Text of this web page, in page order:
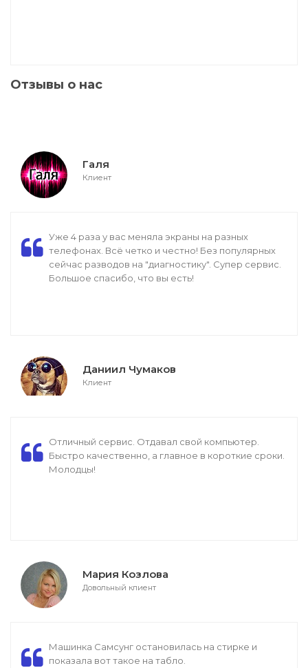
Отзывы о нас
Галя
Клиент
Уже 4 раза у вас меняла экраны на разных
телефонах. Всё четко и честно! Без популярных
сейчас разводов на "диагностику". Супер сервис.
Большое спасибо, что вы есть!
Даниил Чумаков
Клиент
Отличный сервис. Отдавал свой компьютер.
Быстро качественно, а главное в короткие сроки.
Молодцы!
Мария Козлова
Довольный клиент
Машинка Самсунг остановилась на стирке и
показала вот такое на табло.